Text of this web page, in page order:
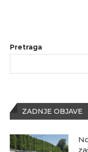
Pretraga
ZADNJE OBJAVE